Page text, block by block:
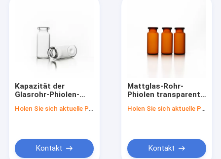
Kapazität der
Glasrohr-Phiolen-
Kasten für B2B-
Holen Sie sich aktuelle Preis
Kontakt
Mattglas-Rohr-
Phiolen transparent
Holen Sie sich aktuelle Preis
Kontakt